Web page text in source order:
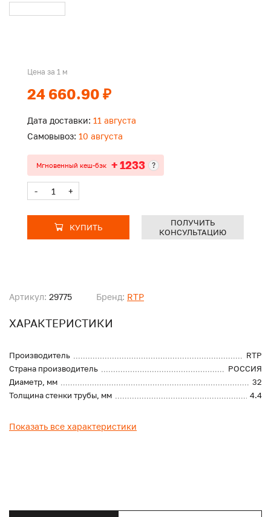
Артикул: 29775 Бренд: RTP
ХАРАКТЕРИСТИКИ
Производитель
RTP
Страна производитель
РОССИЯ
Диаметр, мм
32
Толщина стенки трубы, мм
4.4
Показать все характеристики
Цена за 1 м
24 660.90 ₽
Дата доставки: 11 августа
Самовывоз: 10 августа
Мгновенный кеш-бэк + 1233 ?
- +
КУПИТЬ
ПОЛУЧИТЬ
КОНСУЛЬТАЦИЮ